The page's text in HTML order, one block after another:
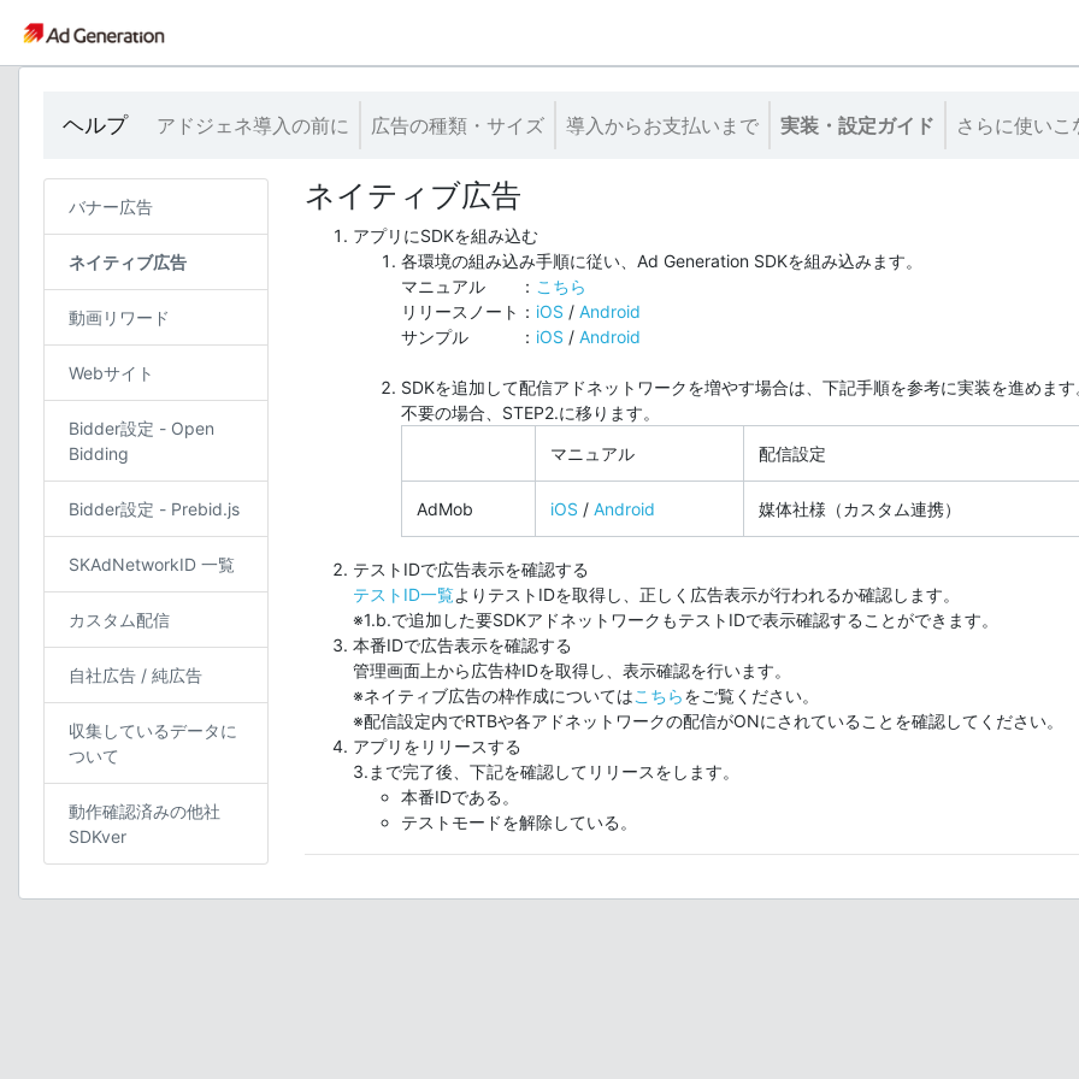
ヘルプ アドジェネ導入の前に 広告の種類・サイズ 導入からお支払いまで 実装・設定ガイド さらに使いこ
バナー広告
ネイティブ広告
動画リワード
Webサイト
Bidder設定 - Open
Bidding
Bidder設定 - Prebid.js
SKAdNetworkID 一覧
カスタム配信
自社広告 / 純広告
収集しているデータに
ついて
動作確認済みの他社
SDKver
ネイティブ広告
アプリにSDKを組み込む
各環境の組み込み手順に従い、Ad Generation SDKを組み込みます。
マニュアル ： こちら
リリースノート： iOS / Android
サンプル ： iOS / Android
SDKを追加して配信アドネットワークを増やす場合は、下記手順を参考に実装を進めます
不要の場合、STEP2.に移ります。
マニュアル
配信設定
AdMob iOS / Android 媒体社様（カスタム連携）
テストIDで広告表示を確認する
テストID一覧よりテストIDを取得し、正しく広告表示が行われるか確認します。
※1.b.で追加した要SDKアドネットワークもテストIDで表示確認することができます。
本番IDで広告表示を確認する
管理画面上から広告枠IDを取得し、表示確認を行います。
※ネイティブ広告の枠作成についてはこちらをご覧ください。
※配信設定内でRTBや各アドネットワークの配信がONにされていることを確認してください。
アプリをリリースする
3.まで完了後、下記を確認してリリースをします。
本番IDである。
テストモードを解除している。